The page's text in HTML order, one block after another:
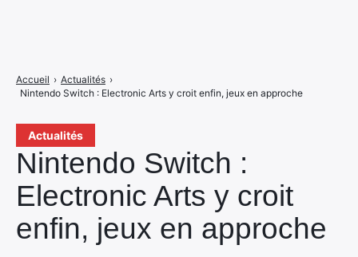
Actualités
Nintendo Switch :
Electronic Arts y croit
enfin, jeux en approche
Accueil › Actualités ›
Nintendo Switch : Electronic Arts y croit enfin, jeux en approche